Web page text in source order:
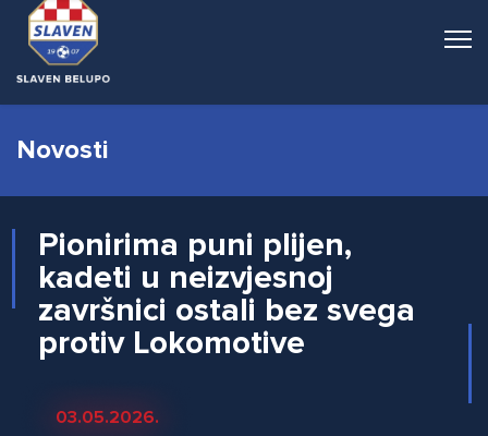
Novosti
Pionirima puni plijen,
kadeti u neizvjesnoj
završnici ostali bez svega
protiv Lokomotive
03.05.2026.